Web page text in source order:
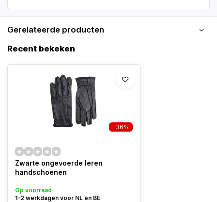
Gerelateerde producten
Recent bekeken
-36%
Zwarte ongevoerde leren
handschoenen
Op voorraad
1-2 werkdagen voor NL en BE